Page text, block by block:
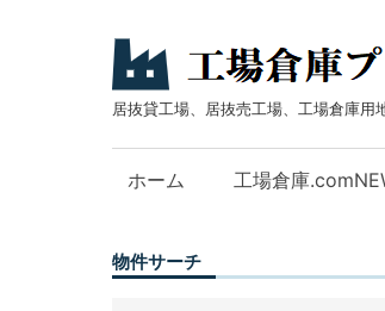
居抜貸工場、居抜売工場、工場倉庫用
ホーム 工場倉庫
物件サーチ